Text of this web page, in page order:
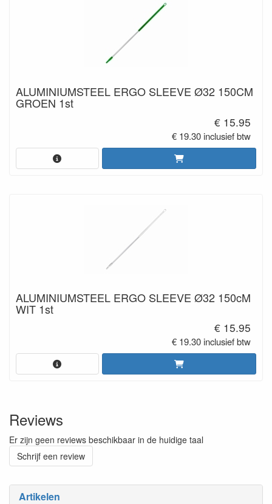
Artikelen
ALUMINIUMSTEEL ERGO SLEEVE Ø32 150CM
GROEN 1st
€ 15.95
€ 19.30 inclusief btw
ALUMINIUMSTEEL ERGO SLEEVE Ø32 150cM
WIT 1st
€ 15.95
€ 19.30 inclusief btw
Reviews
Er zijn geen reviews beschikbaar in de huidige taal
Schrijf een review